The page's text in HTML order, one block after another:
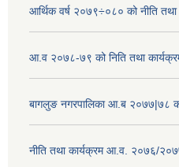
आर्थिक वर्ष २०७९÷०८० को नीति तथा
आ.व २०७८-७९ को निति तथा
बागलुङ नगरपालिका आ.ब २०७७|७८
नीति तथा कार्यक्रम आ.व. २०७६/